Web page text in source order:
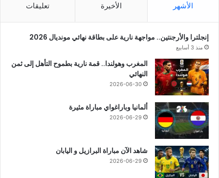
الأشهر الأخيرة تعليقات
إنجلترا والأرجنتين.. مواجهة نارية على بطاقة نهائي مونديال 2026
منذ 3 أسابيع
المغرب وهولندا.. قمة نارية بطموح التأهل إلى ثمن
النهائي
2026-06-30
ألمانيا وباراغواي مباراة مثيرة
2026-06-29
شاهد الآن مباراة البرازيل و اليابان
2026-06-29